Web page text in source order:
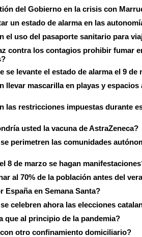
del Gobierno en la crisis con
un estado de alarma en las
el uso del pasaporte sanitario para
contra los contagios prohibir fumar
se levante el estado de alarma el 9 de
llevar mascarilla en playas y espacios
las restricciones impuestas durante
usted la vacuna de AstraZeneca?
perimetren las comunidades
8 de marzo se hagan
al 70% de la población antes del
España en Semana Santa?
celebren ahora las elecciones
que al principio de la pandemia?
otro confinamiento domiciliario?